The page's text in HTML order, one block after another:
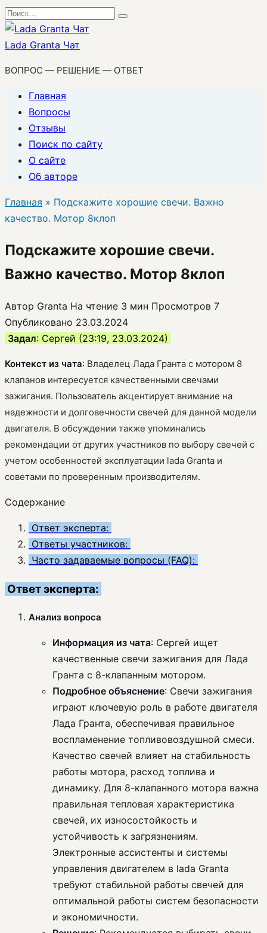
Перейти
к
содержанию
Search
for:
Lada Granta Чат
ВОПРОС — РЕШЕНИЕ — ОТВЕТ
Главная
Вопросы
Отзывы
Поиск по сайту
О сайте
Об авторе
Главная » Подскажите хорошие свечи. Важно
качество. Мотор 8клоп
Подскажите хорошие свечи.
Важно качество. Мотор 8клоп
Автор Granta На чтение 3 мин Просмотров 7
Опубликовано 23.03.2024
Задал: Сергей (23:19, 23.03.2024)
Контекст из чата: Владелец Лада Гранта с мотором 8
клапанов интересуется качественными свечами
зажигания. Пользователь акцентирует внимание на
надежности и долговечности свечей для данной модели
двигателя. В обсуждении также упоминались
рекомендации от других участников по выбору свечей с
учетом особенностей эксплуатации lada Granta и
советами по проверенным производителям.
Содержание
Ответ эксперта:
Ответы участников:
Часто задаваемые вопросы (FAQ):
Ответ эксперта:
Анализ вопроса
Информация из чата: Сергей ищет
качественные свечи зажигания для Лада
Гранта с 8-клапанным мотором.
Подробное объяснение: Свечи зажигания
играют ключевую роль в работе двигателя
Лада Гранта, обеспечивая правильное
воспламенение топливовоздушной смеси.
Качество свечей влияет на стабильность
работы мотора, расход топлива и
динамику. Для 8-клапанного мотора важна
правильная тепловая характеристика
свечей, их износостойкость и
устойчивость к загрязнениям.
Электронные ассистенты и системы
управления двигателем в lada Granta
требуют стабильной работы свечей для
оптимальной работы систем безопасности
и экономичности.